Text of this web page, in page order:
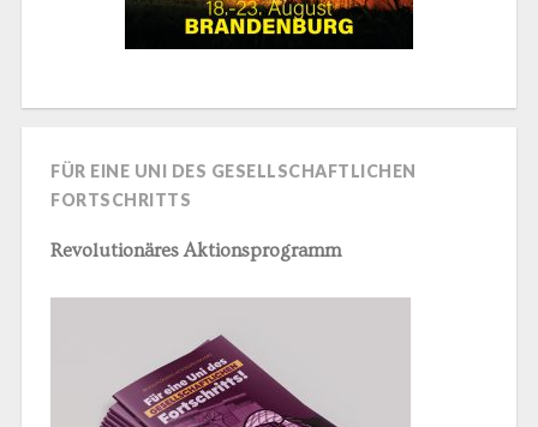
FÜR EINE UNI DES GESELLSCHAFTLICHEN
FORTSCHRITTS
Revolutionäres Aktionsprogramm